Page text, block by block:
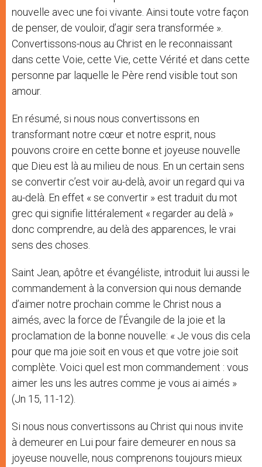
nouvelle avec une foi vivante. Ainsi toute votre façon
de penser, de vouloir, d’agir sera transformée ».
Convertissons-nous au Christ en le reconnaissant
dans cette Voie, cette Vie, cette Vérité et dans cette
personne par laquelle le Père rend visible tout son
amour.
En résumé, si nous nous convertissons en
transformant notre cœur et notre esprit, nous
pouvons croire en cette bonne et joyeuse nouvelle
que Dieu est là au milieu de nous. En un certain sens
se convertir c’est voir au-delà, avoir un regard qui va
au-delà. En effet « se convertir » est traduit du mot
grec qui signifie littéralement « regarder au delà »
donc comprendre, au delà des apparences, le vrai
sens des choses.
Saint Jean, apôtre et évangéliste, introduit lui aussi le
commandement à la conversion qui nous demande
d’aimer notre prochain comme le Christ nous a
aimés, avec la force de l’Évangile de la joie et la
proclamation de la bonne nouvelle: « Je vous dis cela
pour que ma joie soit en vous et que votre joie soit
complète. Voici quel est mon commandement : vous
aimer les uns les autres comme je vous ai aimés »
(Jn 15, 11-12).
Si nous nous convertissons au Christ qui nous invite
à demeurer en Lui pour faire demeurer en nous sa
joyeuse nouvelle, nous comprenons toujours mieux